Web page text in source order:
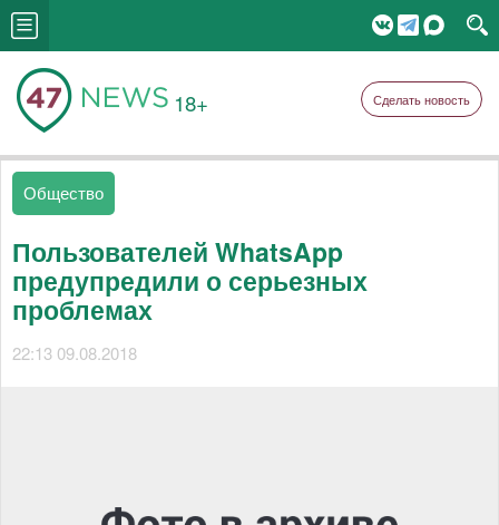
18+ Сделать новость
Общество
Пользователей WhatsApp
предупредили о серьезных
проблемах
22:13 09.08.2018